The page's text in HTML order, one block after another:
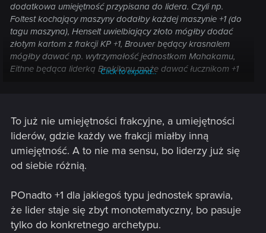
dodatkowa umiejętność przypisana do lidera. Czyli np.
Foltest kochający maszyny dodałby każdej maszynie +1 (do
tagu maszyna), Henselt uwielbiający złoto mógłby dodać
złotym kartom z frakcji KP +1, Brouver będący krasnalem
mógłby dawać np. wytrzymałość jednostkom Mahakamu,
Eithne będąca liderką Brokilonu może dawać łucznikom +1
Click to expand...
To już nie umiejętności frakcyjne, a umiejętności
liderów, gdzie każdy we frakcji miałby inną
umiejętność. A to nie ma sensu, bo liderzy już się
od siebie różnią.
POnadto +1 dla jakiegoś typu jednostek sprawia,
że lider staje się zbyt monotematyczny, bo pasuje
tylko do konkretnego archetypu.